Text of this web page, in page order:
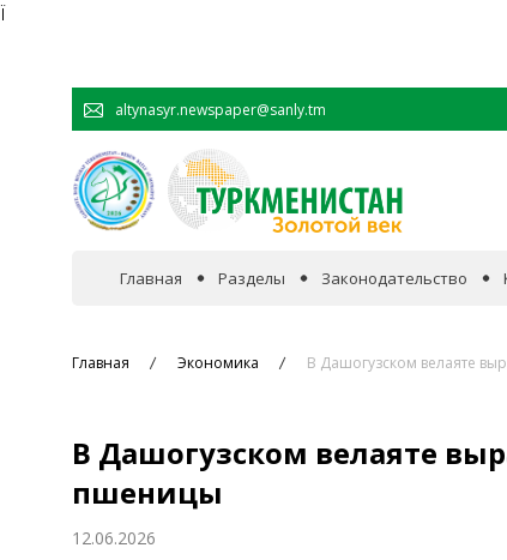
Ï
altynasyr.newspaper@sanly.tm
Главная Разделы Законодательство
Главная Экономика В Дашогузском велаяте
В Дашогузском велаяте
пшеницы
12.06.2026